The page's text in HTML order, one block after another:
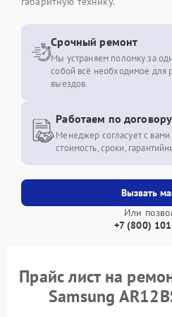
Вызвать
Или
+7 (800)
Срочный ремонт
Мы устраняем поломку за
собой всё необходимое для
выездов.
Работаем по договору
Менеджер согласует с
стоимость, сроки,
Прайс лист на
Samsung